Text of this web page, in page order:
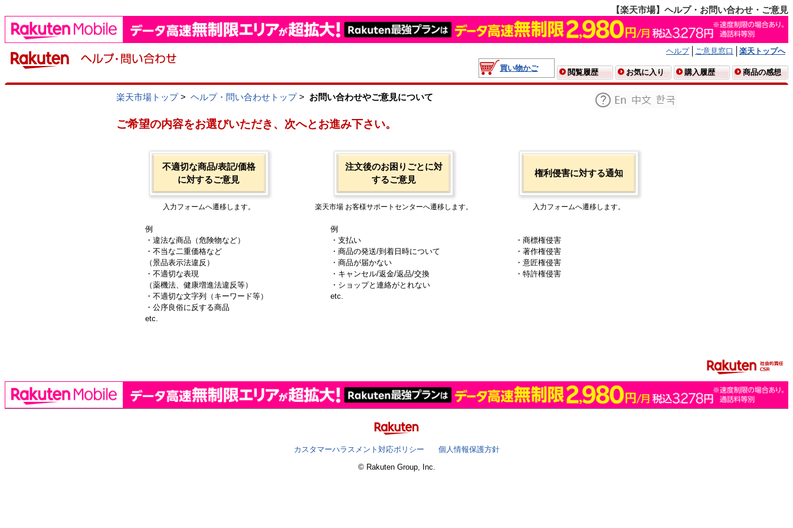
【楽天市場】ヘルプ・お問い合わせ・ご意見
ヘルプ ご意見窓口
楽天トップへ
買い物かご
閲覧履歴 お気に入り 購入履歴 商品の感想
楽天市場トップ> ヘルプ・問い合わせトップ> お問い合わせやご意見について
ご希望の内容をお選びいただき、次へとお進み下さい。
不適切な商品/表記/価格
に対するご意見
入力フォームへ遷移します。
例
・違法な商品（危険物など）
・不当な二重価格など
（景品表示法違反）
・不適切な表現
（薬機法、健康増進法違反等）
・不適切な文字列（キーワード等）
・公序良俗に反する商品
etc.
注文後のお困りごとに対
するご意見
楽天市場 お客様サポートセンターへ遷移します。
例
・支払い
・商品の発送/到着日時について
・商品が届かない
・キャンセル/返金/返品/交換
・ショップと連絡がとれない
etc.
権利侵害に対する通知
入力フォームへ遷移します。
・商標権侵害
・著作権侵害
・意匠権侵害
・特許権侵害
カスタマーハラスメント対応ポリシー
個人情報保護方針
© Rakuten Group, Inc.